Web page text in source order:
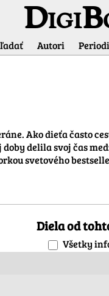
Autori
Ako dieťa často
delila svoj čas
svetového
Diela od
Všetky